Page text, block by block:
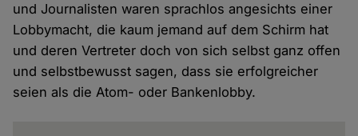
und Journalisten waren sprachlos angesichts einer
Lobbymacht, die kaum jemand auf dem Schirm hat
und deren Vertreter doch von sich selbst ganz offen
und selbstbewusst sagen, dass sie erfolgreicher
seien als die Atom- oder Bankenlobby.